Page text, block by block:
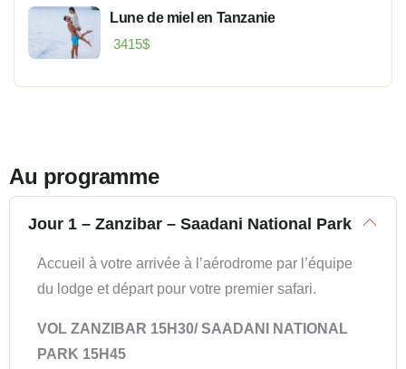
Lune de miel en Tanzanie
3415$
Au programme
Jour 1 – Zanzibar – Saadani National Park
Accueil à votre arrivée à l’aérodrome par l’équipe
du lodge et départ pour votre premier safari.
VOL ZANZIBAR 15H30/ SAADANI NATIONAL
PARK 15H45